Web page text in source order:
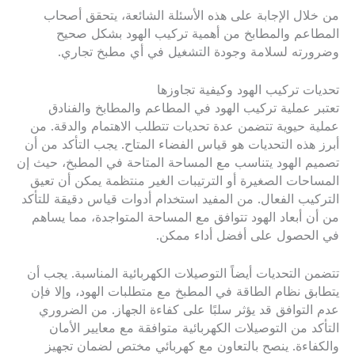
من خلال الإجابة على هذه الأسئلة الشائعة، يتحقق أصحاب
المطاعم والمطابخ من أهمية تركيب الهود بشكل صحيح
وضرورته لسلامة وجودة التشغيل في أي مطبخ تجاري.
تحديات تركيب الهود وكيفية تجاوزها
تعتبر عملية تركيب الهود في المطاعم والمطابخ والفنادق
عملية حيوية تتضمن عدة تحديات تتطلب الاهتمام والدقة. من
أبرز هذه التحديات هو قياس الفضاء المتاح. يجب التأكد من أن
تصميم الهود يتناسب مع المساحة المتاحة في المطبخ، حيث إن
المساحات الصغيرة أو الترتيبات الغير منتظمة يمكن أن تعيق
التركيب الفعال. من المفيد استخدام أدوات قياس دقيقة للتأكد
من أن أبعاد الهود تتوافق مع المساحة المتواجدة، مما يساهم
في الحصول على أفضل أداء ممكن.
تتضمن التحديات أيضاً التوصيلات الكهربائية المناسبة. يجب أن
يتطابق نظام الطاقة في المطبخ مع متطلبات الهود، وإلا فإن
عدم التوافق قد يؤثر سلبًا على كفاءة الجهاز. من الضروري
التأكد من التوصيلات الكهربائية متوافقة مع معايير الأمان
والكفاءة. ينصح بالتعاون مع كهربائي مختص لضمان تجهيز